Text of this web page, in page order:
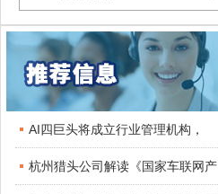
AI四巨头将成立行业管理机构，
杭州猎头公司解读《国家车联网产